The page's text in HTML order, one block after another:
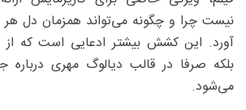
نیست چرا و چگونه می‌تواند همزمان دل
آورد. این کشش بیشتر ادعایی است که از
بلکه صرفا در قالب دیالوگ مهری
می‌شود.